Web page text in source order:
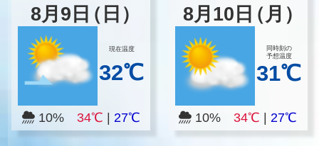
8月 9 日（日）
現在温度
32℃
10% 34℃ 27℃
8月 10 日（月）
同時刻の
予想温度
31℃
10% 34℃ |27℃